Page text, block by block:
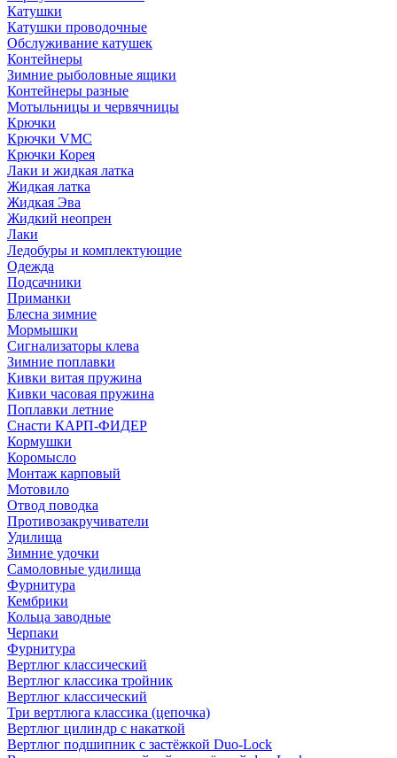
Катушки
Катушки проводочные
Обслуживание катушек
Контейнеры
Зимние рыболовные ящики
Контейнеры разные
Мотыльницы и червячницы
Крючки
Крючки VMC
Крючки Корея
Лаки и жидкая латка
Жидкая латка
Жидкая Эва
Жидкий неопрен
Лаки
Ледобуры и комплектующие
Одежда
Подсачники
Приманки
Блесна зимние
Мормышки
Сигнализаторы клева
Зимние поплавки
Кивки витая пружина
Кивки часовая пружина
Поплавки летние
Снасти КАРП-ФИДЕР
Кормушки
Коромысло
Монтаж карповый
Мотовило
Отвод поводка
Противозакручиватели
Удилища
Зимние удочки
Самоловные удилища
Фурнитура
Кембрики
Кольца заводные
Черпаки
Фурнитура
Вертлюг классический
Вертлюг классика тройник
Вертлюг классический
Три вертлюга классика (цепочка)
Вертлюг цилиндр с накаткой
Вертлюг подшипник с застёжкой Duo-Lock